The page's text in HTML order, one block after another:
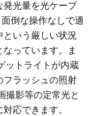
発光量を光ケーブ
倒な操作なしで適
という厳しい状況
っています。ま
ットライトが内蔵
フラッシュの照射
撮影等の定常光と
応できます。